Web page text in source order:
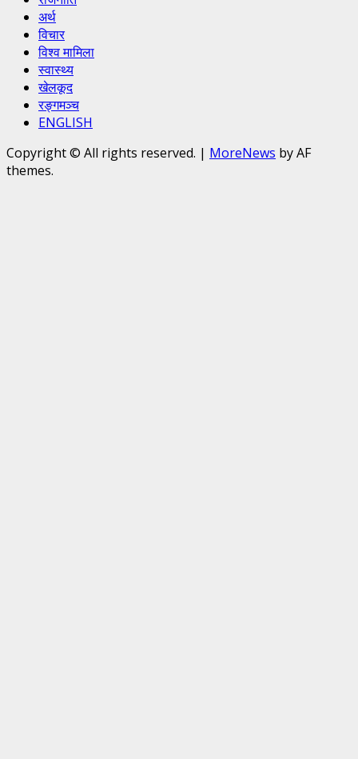
अर्थ
विचार
विश्व मामिला
स्वास्थ्य
खेलकूद
रङ्गमञ्च
ENGLISH
Copyright © All rights reserved. | MoreNews by AF
themes.